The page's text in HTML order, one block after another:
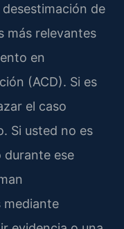
de
más relevantes
en
(ACD). Si es
el caso
Si usted no es
durante ese
mediante